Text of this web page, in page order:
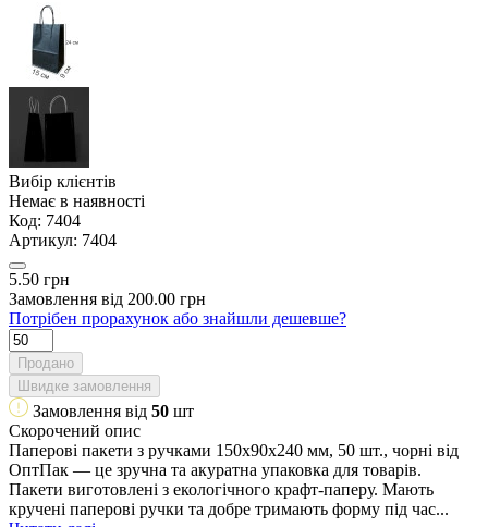
Вибір клієнтів
Немає в наявності
Код: 7404
Артикул: 7404
5.50 грн
Замовлення від 200.00 грн
Потрібен прорахунок або знайшли дешевше?
Продано
Швидке замовлення
Замовлення від 50 шт
Скорочений опис
Паперові пакети з ручками 150x90x240 мм, 50 шт., чорні від
ОптПак — це зручна та акуратна упаковка для товарів.
Пакети виготовлені з екологічного крафт-паперу. Мають
кручені паперові ручки та добре тримають форму під час...